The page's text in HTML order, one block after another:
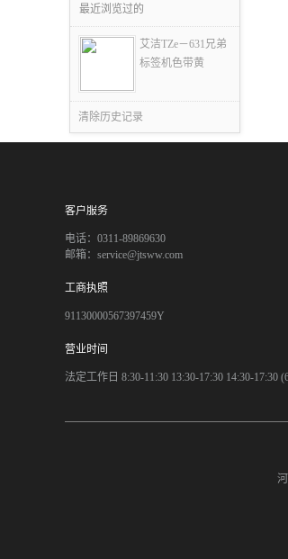
最近浏览过的
艾洁TZe－631兄弟
标签机色带黄
清除历史记录
客户服务
电话：0311-89869630
邮箱：service@jtsww.com
工商执照
91130000567397459Y
营业时间
法定工作日 8:30-11:30 13:30-17:30 14:30-17:30